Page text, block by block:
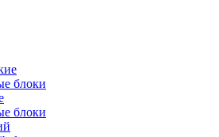
блоки